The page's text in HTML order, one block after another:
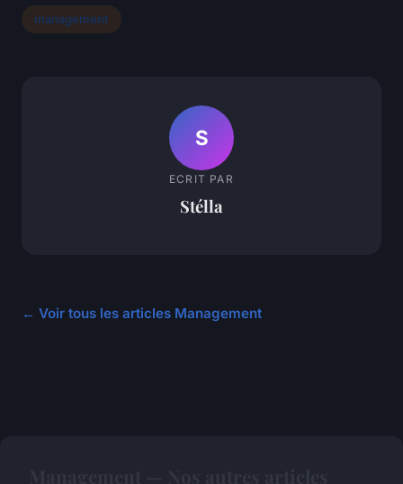
management
S
ECRIT PAR
Stélla
← Voir tous les articles Management